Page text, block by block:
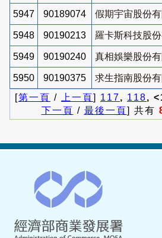
5947 90189074 假期宇宙股份有
5948 90190213 羅卡斯科技股
5949 90190240 真相娛樂股份有
5950 90190375
求生指南股份有
[第一頁 / 上一頁] 117, 118,
下一頁 / 最後一頁] 共有